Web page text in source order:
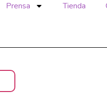
Prensa Tienda